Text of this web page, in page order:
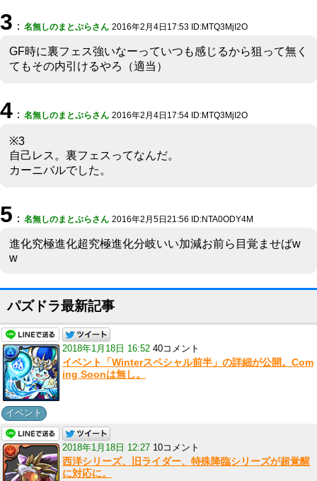
3 ： 名無しのまとぷらさん 2016年2月4日17:53 ID:MTQ3MjI2O
GF時に裏フェス強いなーっていつも感じるから狙って無く
てもその内引けるやろ（適当）
4 ： 名無しのまとぷらさん 2016年2月4日17:54 ID:MTQ3MjI2O
※3
自己レス。裏フェスってなんだ。
カーニバルでした。
5 ： 名無しのまとぷらさん 2016年2月5日21:56 ID:NTA0ODY4M
進化究極進化超究極進化分岐いい加減お前ら目覚ませばw
w
パズドラ最新記事
2018年1月18日 16:52 40コメント
イベント「Winterスペシャル前半」の詳細が公開。Com
ing Soonは無し。
イベント
2018年1月18日 12:27 10コメント
西洋シリーズ、旧ライダー、特殊降臨シリーズが超覚醒
に対応に。